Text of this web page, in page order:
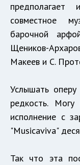
предполагает
совместное
барочной
Щеников-
Макеев и С.
Услышать
редкость. Могу
исполнение с
"Musicaviva"
Так что эта